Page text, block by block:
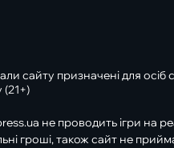
сайту призначені для осіб
(21+)
не проводить ігри на
гроші, також сайт не